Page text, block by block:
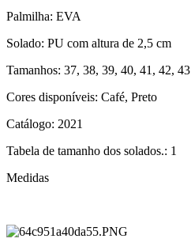
Palmilha: EVA
Solado: PU com altura de 2,5 cm
Tamanhos: 37, 38, 39, 40, 41, 42, 43
Cores disponíveis: Café, Preto
Catálogo: 2021
Tabela de tamanho dos solados.: 1
Medidas